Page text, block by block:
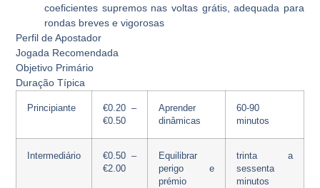
coeficientes supremos nas voltas grátis, adequada para
rondas breves e vigorosas
Perfil de Apostador
Jogada Recomendada
Objetivo Primário
Duração Típica
Principiante
€0.20 –
€0.50
Aprender
dinâmicas
60-90
minutos
Intermediário
€0.50 –
€2.00
Equilibrar
perigo e
prémio
trinta a
sessenta
minutos